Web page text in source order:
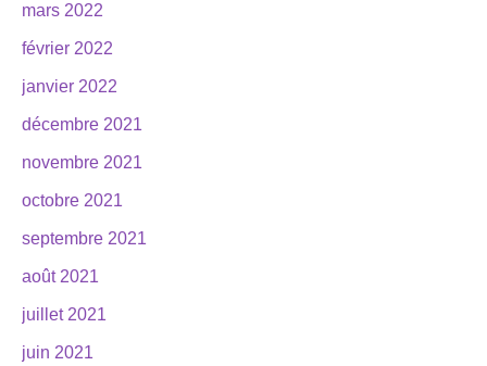
mars 2022
février 2022
janvier 2022
décembre 2021
novembre 2021
octobre 2021
septembre 2021
août 2021
juillet 2021
juin 2021